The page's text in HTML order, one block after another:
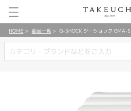
HOME 商品一覧 G-SHOCK ジーショック GMA-